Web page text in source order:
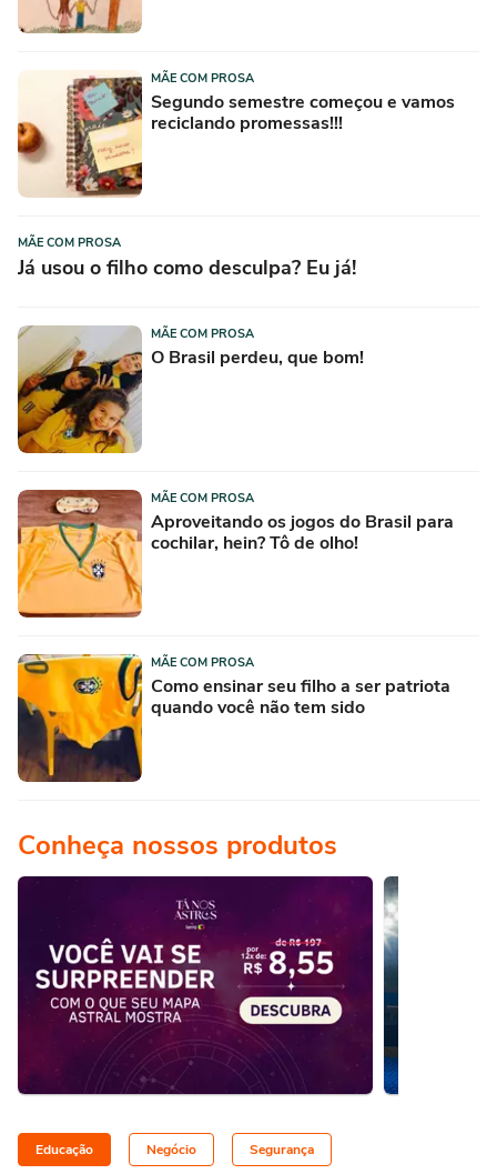
MÃE COM PROSA
Segundo semestre começou e vamos
reciclando promessas!!!
MÃE COM PROSA
Já usou o filho como desculpa? Eu já!
MÃE COM PROSA
O Brasil perdeu, que bom!
MÃE COM PROSA
Aproveitando os jogos do Brasil para
cochilar, hein? Tô de olho!
MÃE COM PROSA
Como ensinar seu filho a ser patriota
quando você não tem sido
Conheça nossos produtos
Educação Negócio Segurança